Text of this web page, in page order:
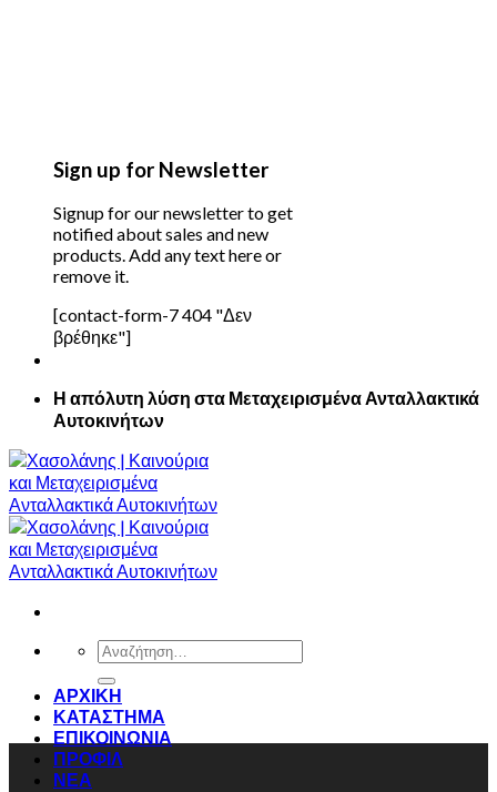
Sign up for Newsletter
Signup for our newsletter to get
notified about sales and new
products. Add any text here or
remove it.
[contact-form-7 404 "Δεν
βρέθηκε"]
Η απόλυτη λύση στα Μεταχειρισμένα Ανταλλακτικά
Αυτοκινήτων
Αναζήτηση
ΑΡΧΙΚΗ
ΚΑΤΑΣΤΗΜΑ
ΕΠΙΚΟΙΝΩΝΙΑ
ΠΡΟΦΙΛ
ΝΕΑ